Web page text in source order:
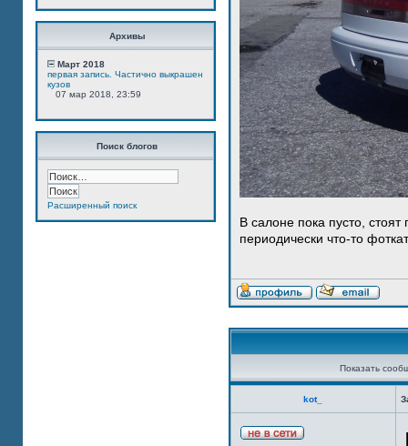
Архивы
Март 2018
первая запись. Частично выкрашен
кузов
07 мар 2018, 23:59
Поиск блогов
Расширенный поиск
В салоне пока пусто,
периодически что-то
Показать
kot_